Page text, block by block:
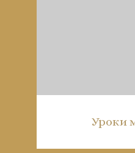
Уроки